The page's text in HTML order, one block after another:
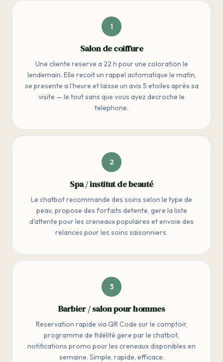
1
Salon de coiffure
Une cliente reserve a 22 h pour une coloration le
lendemain. Elle recoit un rappel automatique le matin,
se presente a l'heure et laisse un avis 5 etoiles après sa
visite — le tout sans que vous ayez decroche le
telephone.
2
Spa / institut de beauté
Le chatbot recommande des soins selon le type de
peau, propose des forfaits detente, gere la liste
d'attente pour les creneaux populaires et envoie des
relances pour les soins saisonniers.
3
Barbier / salon pour hommes
Reservation rapide via QR Code sur le comptoir,
programme de fidélité gere par le chatbot,
notifications promo pour les creneaux disponibles en
semaine. Simple, rapide, efficace.